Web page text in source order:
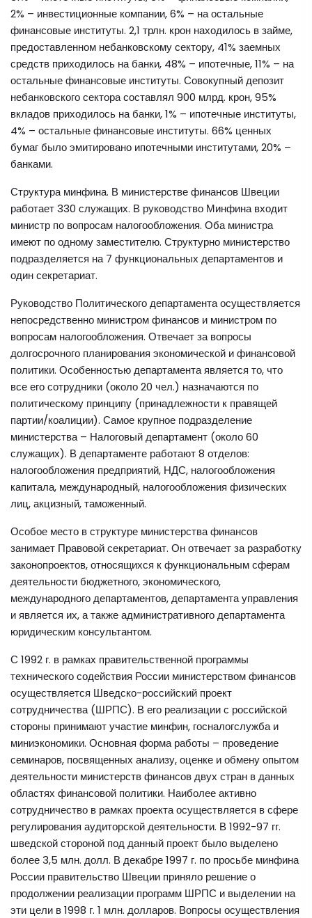
2% – инвестиционные компании, 6% – на остальные
финансовые институты. 2,1 трлн. крон находилось в займе,
предоставленном небанковскому сектору, 41% заемных
средств приходилось на банки, 48% – ипотечные, 11% – на
остальные финансовые институты. Совокупный депозит
небанковского сектора составлял 900 млрд. крон, 95%
вкладов приходилось на банки, 1% – ипотечные институты,
4% – остальные финансовые институты. 66% ценных
бумаг было эмитировано ипотечными институтами, 20% –
банками.
Структура минфина. В министерстве финансов Швеции
работает 330 служащих. В руководство Минфина входит
министр по вопросам налогообложения. Оба министра
имеют по одному заместителю. Структурно министерство
подразделяется на 7 функциональных департаментов и
один секретариат.
Руководство Политического департамента осуществляется
непосредственно министром финансов и министром по
вопросам налогообложения. Отвечает за вопросы
долгосрочного планирования экономической и финансовой
политики. Особенностью департамента является то, что
все его сотрудники (около 20 чел.) назначаются по
политическому принципу (принадлежности к правящей
партии/коалиции). Самое крупное подразделение
министерства – Налоговый департамент (около 60
служащих). В департаменте работают 8 отделов:
налогообложения предприятий, НДС, налогообложения
капитала, международный, налогообложения физических
лиц, акцизный, таможенный.
Особое место в структуре министерства финансов
занимает Правовой секретариат. Он отвечает за разработку
законопроектов, относящихся к функциональным сферам
деятельности бюджетного, экономического,
международного департаментов, департамента управления
и является их, а также административного департамента
юридическим консультантом.
С 1992 г. в рамках правительственной программы
технического содействия России министерством финансов
осуществляется Шведско-российский проект
сотрудничества (ШРПС). В его реализации с российской
стороны принимают участие минфин, госналогслужба и
миниэкономики. Основная форма работы – проведение
семинаров, посвященных анализу, оценке и обмену опытом
деятельности министерств финансов двух стран в данных
областях финансовой политики. Наиболее активно
сотрудничество в рамках проекта осуществляется в сфере
регулирования аудиторской деятельности. В 1992-97 гг.
шведской стороной под данный проект было выделено
более 3,5 млн. долл. В декабре 1997 г. по просьбе минфина
России правительство Швеции приняло решение о
продолжении реализации программ ШРПС и выделении на
эти цели в 1998 г. 1 млн. долларов. Вопросы осуществления